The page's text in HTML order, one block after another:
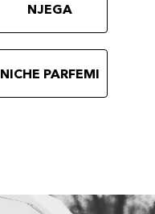
NJEGA
NICHE PARFEMI